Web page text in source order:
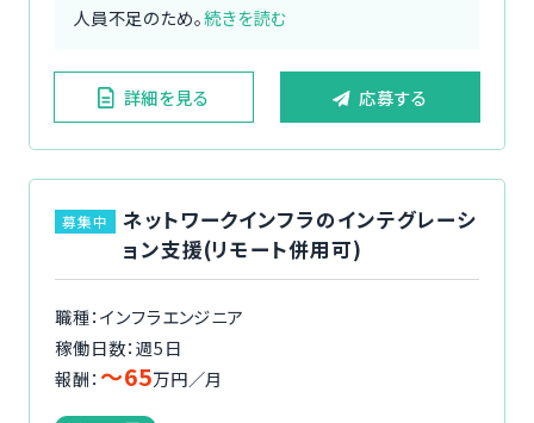
人員不足のため。続きを読む
詳細を見る 応募する
募集中
ネットワークインフラのインテグレーシ
ョン支援(リモート併用可)
職種：インフラエンジニア
稼働日数：週5日
報酬： 〜65万円／月